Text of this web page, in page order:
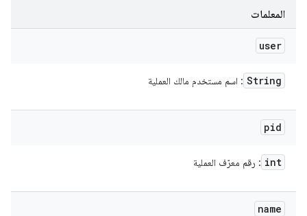
المعلمات
user
String : اسم مستخدم مالك العملية
pid
int : رقم معرّف العملية
name